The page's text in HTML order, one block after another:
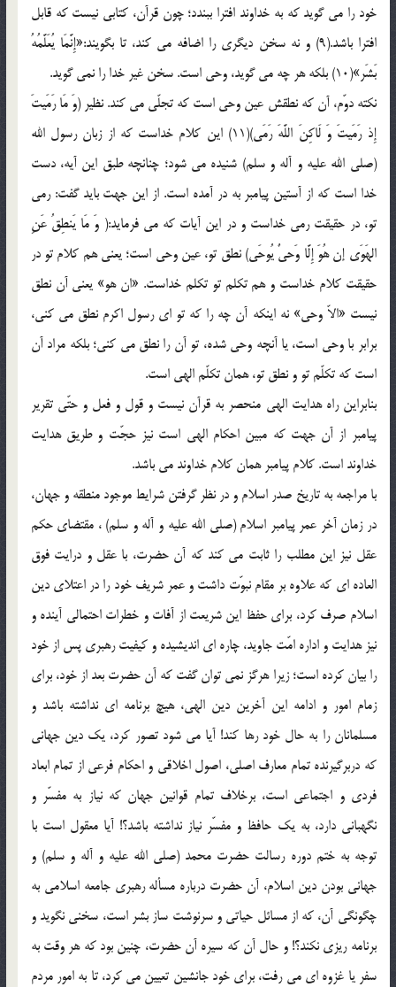
خود را می گوید که به خداوند افترا ببندد؛ چون قرآن، کتابی نیست که قابل
افترا باشد.(9) و نه سخن دیگری را اضافه می کند، تا بگویند:«إِنَّمَا یُعَلَّمُهُ
بَشَر»(10) بلکه هر چه می گوید، وحی است. سخن غیر خدا را نمی گوید.
نکته دوّم، آن که نطقش عین وحی است که تجلّی می کند. نظیر (وَ مَا رَمَیتَ
إِذ رَمَیتَ وَ لَاکِنَ اللَّهَ رَمَی)(11) این کلام خداست که از زبان رسول الله
(صلی الله علیه و آله و سلم) شنیده می شود؛ چنانچه طبق این آیه، دست
خدا است که از آستین پیامبر به در آمده است. از این جهت باید گفت: رمی
تو، در حقیقت رمی خداست و در این آیات که می فرماید:( وَ مَا یَنطِقُ عَنِ
الهَوَی إن هُوَ إِلَّا وَحیٌ یُوحَی) نطق تو، عین وحی است؛ یعنی هم کلام تو در
حقیقت کلام خداست و هم تکلم تو تکلم خداست. «ان هو» یعنی آن نطق
نیست «الاّ وحی» نه اینکه آن چه را که تو ای رسول اکرم نطق می کنی،
برابر با وحی است، یا آنچه وحی شده، تو آن را نطق می کنی؛ بلکه مراد آن
است که تکلّم تو و نطق تو، همان تکلّم الهی است.
بنابراین راه هدایت الهی منحصر به قرآن نیست و قول و فعل و حتّی تقریر
پیامبر از آن جهت که مبین احکام الهی است نیز حجّت و طریق هدایت
خداوند است. کلام پیامبر همان کلام خداوند می باشد.
با مراجعه به تاریخ صدر اسلام و در نظر گرفتن شرایط موجود منطقه و جهان،
در زمان آخر عمر پیامبر اسلام (صلی الله علیه و آله و سلم) ، مقتضای حکم
عقل نیز این مطلب را ثابت می کند که آن حضرت، با عقل و درایت فوق
العاده ای که علاوه بر مقام نبوّت داشت و عمر شریف خود را در اعتلای دین
اسلام صرف کرد، برای حفظ این شریعت از آفات و خطرات احتمالی آینده و
نیز هدایت و اداره امّت جاوید، چاره ای اندیشیده و کیفیت رهبری پس از خود
را بیان کرده است؛ زیرا هرگز نمی توان گفت که آن حضرت بعد از خود، برای
زمام امور و ادامه این آخرین دین الهی، هیچ برنامه ای نداشته باشد و
مسلمانان را به حال خود رها کند! آیا می شود تصور کرد، یک دین جهانی
که دربرگیرنده تمام معارف اصلی، اصول اخلاقی و احکام فرعی از تمام ابعاد
فردی و اجتماعی است، برخلاف تمام قوانین جهان که نیاز به مفسّر و
نگهبانی دارد، به یک حافظ و مفسّر نیاز نداشته باشد؟! آیا معقول است با
توجه به ختم دوره رسالت حضرت محمد (صلی الله علیه و آله و سلم) و
جهانی بودن دین اسلام، آن حضرت درباره مسأله رهبری جامعه اسلامی به
چگونگی آن، که از مسائل حیاتی و سرنوشت ساز بشر است، سخنی نگوید و
برنامه ریزی نکند؟! و حال آن که سیره آن حضرت، چنین بود که هر وقت به
سفر یا غزوه ای می رفت، برای خود جانشین تعیین می کرد، تا به امور مردم